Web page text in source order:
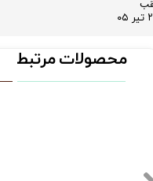
محصولات مرتبط